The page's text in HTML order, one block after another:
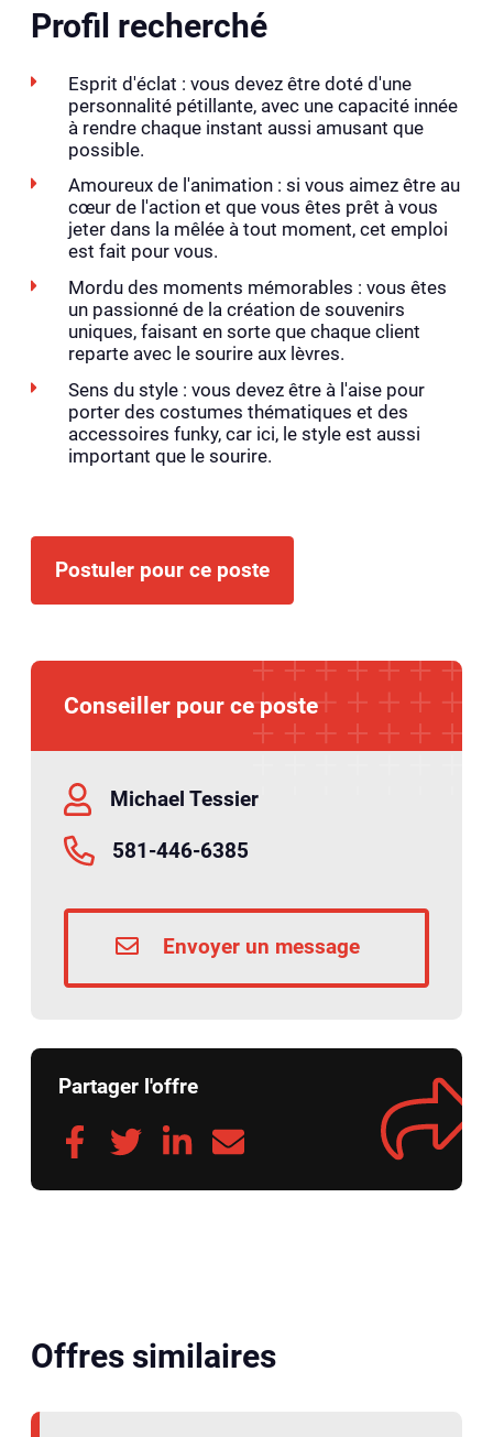
Profil recherché
Esprit d'éclat : vous devez être doté d'une
personnalité pétillante, avec une capacité innée
à rendre chaque instant aussi amusant que
possible.
Amoureux de l'animation : si vous aimez être au
cœur de l'action et que vous êtes prêt à vous
jeter dans la mêlée à tout moment, cet emploi
est fait pour vous.
Mordu des moments mémorables : vous êtes
un passionné de la création de souvenirs
uniques, faisant en sorte que chaque client
reparte avec le sourire aux lèvres.
Sens du style : vous devez être à l'aise pour
porter des costumes thématiques et des
accessoires funky, car ici, le style est aussi
important que le sourire.
Postuler pour ce poste
Conseiller pour ce poste
Michael Tessier
581-446-6385
Envoyer un message
Partager l'offre
Offres similaires